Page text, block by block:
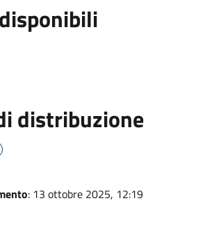
distribuzione
: 13 ottobre 2025, 12:19